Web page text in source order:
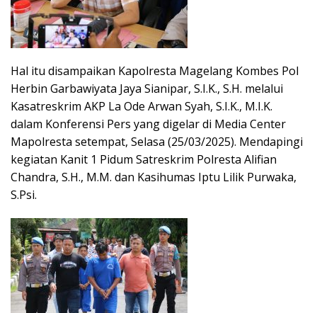
Hal itu disampaikan Kapolresta Magelang Kombes Pol
Herbin Garbawiyata Jaya Sianipar, S.I.K., S.H. melalui
Kasatreskrim AKP La Ode Arwan Syah, S.I.K., M.I.K.
dalam Konferensi Pers yang digelar di Media Center
Mapolresta setempat, Selasa (25/03/2025). Mendapingi
kegiatan Kanit 1 Pidum Satreskrim Polresta Alifian
Chandra, S.H., M.M. dan Kasihumas Iptu Lilik Purwaka,
S.Psi.